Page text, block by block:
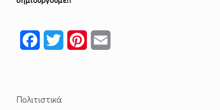
FacebookTwitter Pinterest
Πολιτιστικά